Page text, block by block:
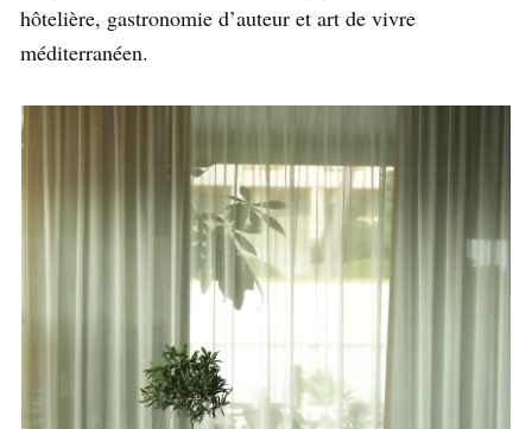
hôtelière, gastronomie d’auteur et art de vivre
méditerranéen.